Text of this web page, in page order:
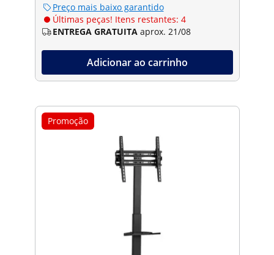
Preço mais baixo garantido
Últimas peças! Itens restantes: 4
ENTREGA GRATUITA aprox. 21/08
Adicionar ao carrinho
Promoção